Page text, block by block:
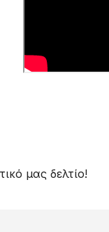
μας δελτίο!